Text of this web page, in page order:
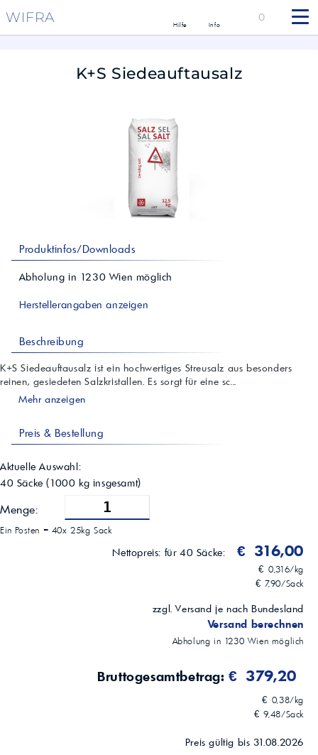
WIFRA Hilfe Info
0
K+S Siedeauftausalz
Produktinfos/Downloads
Abholung in 1230 Wien möglich
Herstellerangaben anzeigen
Beschreibung
K+S Siedeauftausalz ist ein hochwertiges Streusalz aus besonders
reinen, gesiedeten Salzkristallen. Es sorgt für eine sc...
Mehr anzeigen
Preis & Bestellung
Aktuelle Auswahl:
40 Säcke (1000 kg insgesamt)
Menge:
Ein Posten = 40x 25kg Sack
Nettopreis: für 40 Säcke: € 316,00
€ 0,316/kg
€ 7,90/Sack
zzgl. Versand je nach Bundesland
Versand berechnen
Abholung in 1230 Wien möglich
Bruttogesamtbetrag:€ 379,20
€ 0,38/kg
€ 9,48/Sack
Preis gültig bis 31.08.2026